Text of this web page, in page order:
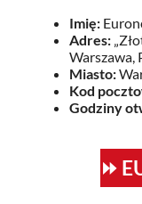
Imię:
Adres:
Warszawa,
Miasto:
Kod
Godziny
⏩